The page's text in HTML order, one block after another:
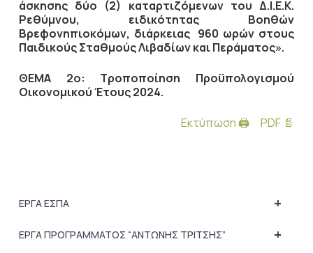
άσκησης δύο (2) καταρτιζόμενων του Δ.Ι.Ε.Κ.
Ρεθύμνου, ειδικότητας Βοηθών
Βρεφονηπιοκόμων, διάρκειας 960 ωρών στους
Παιδικούς Σταθμούς Λιβαδίων και Περάματος».
ΘΕΜΑ 2ο: Τροποποίηση Προϋπολογισμού
Οικονομικού Έτους 2024.
Εκτύπωση 🖨
PDF 📄
+
ΕΡΓΑ ΕΣΠΑ
+
ΕΡΓΑ ΠΡΟΓΡΑΜΜΑΤΟΣ “ΑΝΤΩΝΗΣ ΤΡΙΤΣΗΣ”